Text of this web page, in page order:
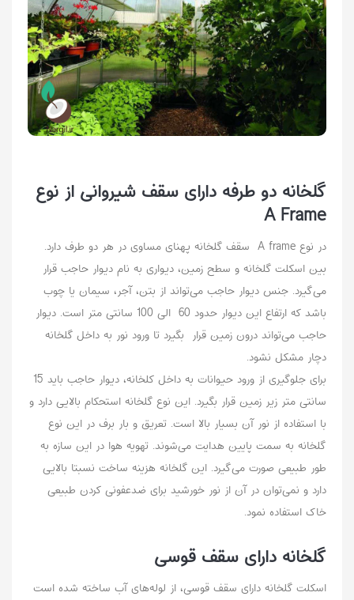
گلخانه دو طرفه دارای سقف شیروانی از نوع
A Frame
در نوع A frame سقف گلخانه پهنای مساوی در هر دو طرف دارد.
بین اسکلت گلخانه و سطح زمین، دیواری به نام دیوار حاجب قرار
می‌گیرد. جنس دیوار حاجب می‌تواند از بتن، آجر، سیمان یا چوب
باشد که ارتفاع این دیوار حدود 60 الی 100 سانتی متر است. دیوار
حاجب می‌تواند درون زمین قرار بگیرد تا ورود نور به داخل گلخانه
دچار مشکل نشود‌.
برای جلوگیری از ورود حیوانات به داخل کلخانه، دیوار حاجب باید 15
سانتی متر زیر زمین قرار بگیرد. این نوع گلخانه استحکام بالایی دارد و
با استفاده از نور آن بسیار بالا است. تعریق و بار برف در این نوع
گلخانه به سمت پایین هدایت می‌شوند. تهویه هوا در این سازه به
طور طبیعی صورت می‌گیرد. این گلخانه هزینه ساخت نسبتا بالایی
دارد و نمی‌توان در آن از نور خورشید برای ضدعفونی کردن طبیعی
خاک استفاده نمود.
گلخانه دارای سقف قوسی
اسکلت گلخانه دارای سقف قوسی، از لوله‌های آب ساخته شده‌ است